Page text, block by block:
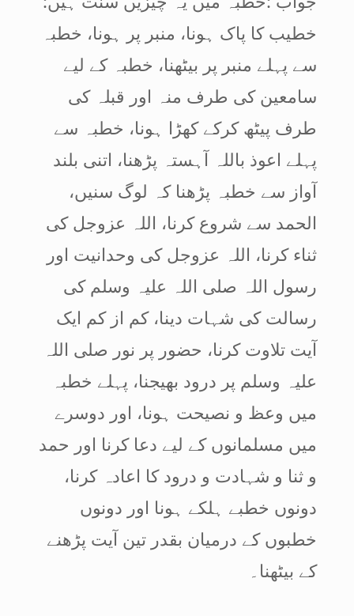
خطیب کا پاک ہونا، منبر پر ہونا، خطبہ
سے پہلے منبر پر بیٹھنا، خطبہ کے لیے
سامعین کی طرف منہ اور قبلہ کی
طرف پیٹھ کرکے کھڑا ہونا، خطبہ سے
پہلے اعوذ باللہ آہستہ پڑھنا، اتنی بلند
آواز سے خطبہ پڑھنا کہ لوگ سنیں،
الحمد سے شروع کرنا، اللہ عزوجل کی
ثناء کرنا، اللہ عزوجل کی وحدانیت اور
رسول اللہ صلی اللہ علیہ وسلم کی
رسالت کی شہات دینا، کم از کم ایک
آیت تلاوت کرنا، حضور پر نور صلی اللہ
علیہ وسلم پر درود بھیجنا، پہلے خطبہ
میں وعظ و نصیحت ہونا، اور دوسرے
میں مسلمانوں کے لیے دعا کرنا اور حمد
و ثنا و شہادت و درود کا اعادہ کرنا،
دونوں خطبے ہلکے ہونا اور دونوں
خطبوں کے درمیان بقدر تین آیت پڑھنے
کے بیٹھنا۔